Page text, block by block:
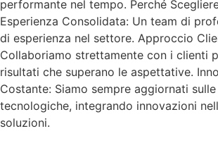
performante nel tempo. Perché
Esperienza Consolidata: Un team di
di esperienza nel settore. Approccio
Collaboriamo strettamente con i clienti
risultati che superano le aspettative.
Costante: Siamo sempre aggiornati
tecnologiche, integrando innovazioni
soluzioni.